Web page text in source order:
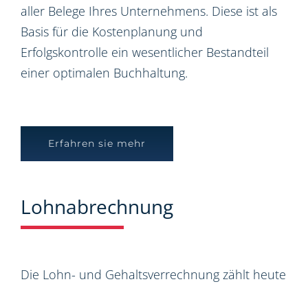
aller Belege Ihres Unternehmens. Diese ist als
Basis für die Kostenplanung und
Erfolgskontrolle ein wesentlicher Bestandteil
einer optimalen Buchhaltung.
Erfahren sie mehr
Lohnabrechnung
Die Lohn- und Gehaltsverrechnung zählt heute